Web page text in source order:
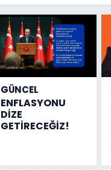
GÜNCEL
ENFLASYONU
DİZE
GETİRECEĞİZ!